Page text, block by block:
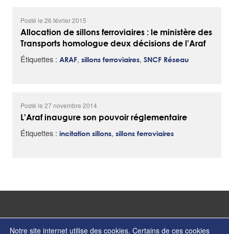
Posté le 26 février 2015
Allocation de sillons ferroviaires : le ministère des
Transports homologue deux décisions de l'Araf
Étiquettes : ARAF, sillons ferroviaires, SNCF Réseau
Posté le 27 novembre 2014
L'Araf inaugure son pouvoir réglementaire
Étiquettes : incitation sillons, sillons ferroviaires
Notre site internet utilise des cookies. Certains de ces cookies